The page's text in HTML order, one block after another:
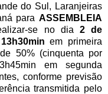
do Sul, Laranjeiras
para ASSEMBLEIA
se no dia 2 de
em primeira
50% (cinquenta por
em segunda
conforme previsão
transmitida pelo